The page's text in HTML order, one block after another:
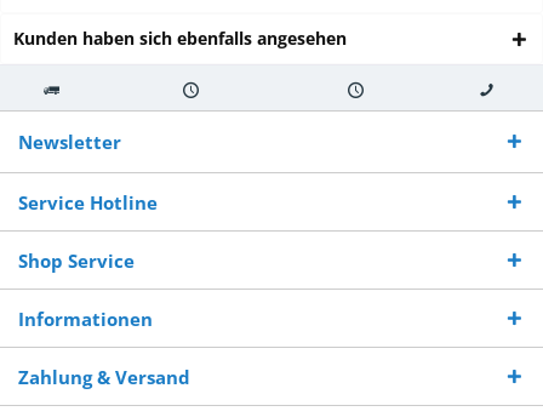
Kunden haben sich ebenfalls angesehen
Kostenloser
Versand ab €
250,-
Versand innerhalb von Versand von So erreichen
Sie uns 0160
970 511 90
Newsletter
Service Hotline
Shop Service
Informationen
Zahlung & Versand